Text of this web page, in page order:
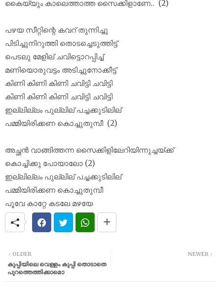
കൈയ്യും കാലെത്താത്ത സൈക്കിളാണേ.. (2)
പഴയ സീറ്റിന്റെ കവറ് തുന്നിച്ചു
പിടിച്ചുനിറുത്തി തൊടച്ചെടുത്തിട്ട്
പെടലു മേളില് ചവിട്ടൊറപ്പിച്ച്
മണിയൊരുവട്ടം അടിച്ചുനോക്കീട്ട്
കിണി കിണി കിണി ചവിട്ടി ചവിട്ടി
കിണി കിണി കിണി ചവിട്ടി ചവിട്ടി
ഇല്ലില്ലം പുല്ലില് പച്ചക്കുടിലില്
പമ്മിയിരിക്കണ കൊച്ചുതുമ്പീ (2)
അച്ഛൻ വാങ്ങിത്തന്ന സൈക്കിളിലേറിയിന്നുച്ചയ്ക്ക്
കൊച്ചിക്കു പോയാലോ (2)
ഇല്ലില്ലം പുല്ലില് പച്ചക്കുടിലില്
പമ്മിയിരിക്കണ കൊച്ചുതുമ്പീ
പൂവേ കാറ്റേ കടലേ മഴയേ
NEWER
OLDER
കുപ്പിയിലെ വെള്ളം കുപ്പി തൊടാതെ
പുറത്തെത്തിക്കാമൊ